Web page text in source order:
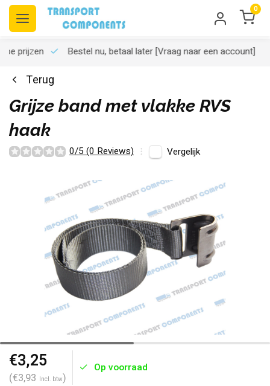
0
prijzen Bestel nu, betaal later[Vraag naar een account]
Terug
Grijze band met vlakke RVS
haak
0/5 (0 Reviews) Vergelijk
€3,25
(€3,93 Incl. btw)
Op voorraad